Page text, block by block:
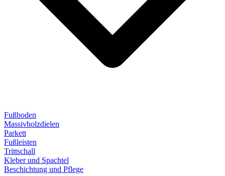
Fußboden
Massivholzdielen
Parkett
Fußleisten
Trittschall
Kleber und Spachtel
Beschichtung und Pflege